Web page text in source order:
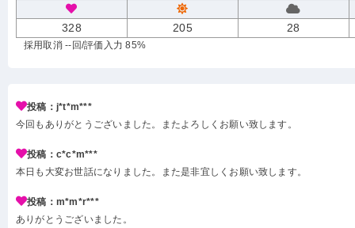
328 205 28
採用取消 --回/評価入力 85%
投稿：j*t*m***
今回もありがとうございました。またよろしくお願い致します。
投稿：c*c*m***
本日も大変お世話になりました。また是非宜しくお願い致します。
投稿：m*m*r***
ありがとうございました。